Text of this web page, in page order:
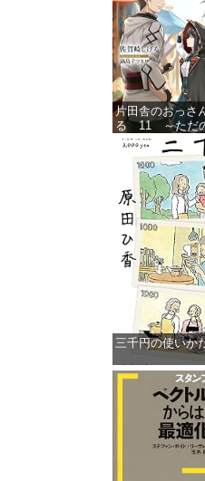
片田舎のおっさ
る 11 ～ただ
範だったのに、
ちが俺を放っ
ジタル版SQEX
三千円の使いか